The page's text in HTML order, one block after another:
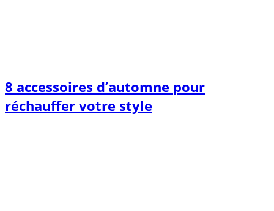
8 accessoires d’automne pour
réchauffer votre style